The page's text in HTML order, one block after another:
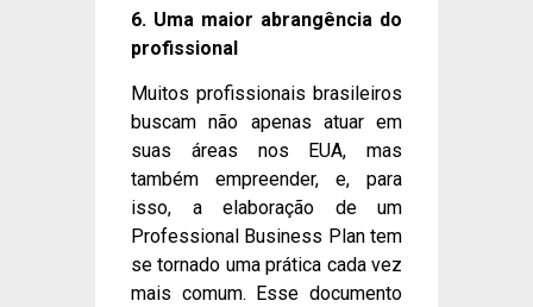
6. Uma maior abrangência do
profissional
Muitos profissionais brasileiros
buscam não apenas atuar em
suas áreas nos EUA, mas
também empreender, e, para
isso, a elaboração de um
Professional Business Plan tem
se tornado uma prática cada vez
mais comum. Esse documento